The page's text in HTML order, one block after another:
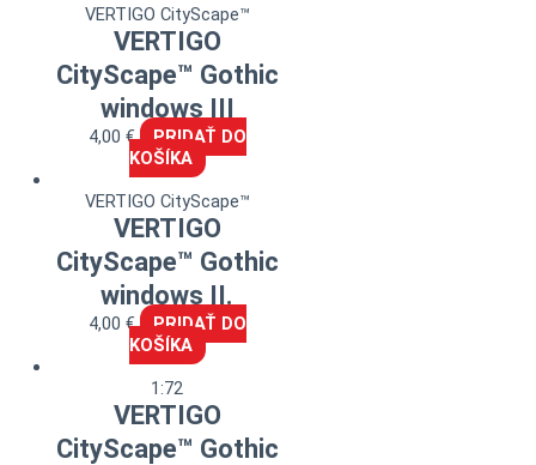
VERTIGO CityScape™
VERTIGO
CityScape™ Gothic
windows III
4,00 €
PRIDAŤ DO
KOŠÍKA
VERTIGO CityScape™
VERTIGO
CityScape™ Gothic
windows II.
4,00 €
PRIDAŤ DO
KOŠÍKA
1:72
VERTIGO
CityScape™ Gothic